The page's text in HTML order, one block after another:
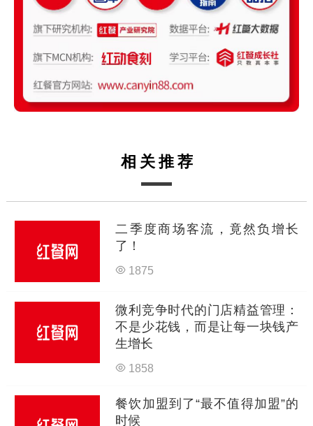
相关推荐
二季度商场客流，竟然负增长
了！
1875
微利竞争时代的门店精益管理：
不是少花钱，而是让每一块钱产
生增长
1858
餐饮加盟到了“最不值得加盟”的
时候